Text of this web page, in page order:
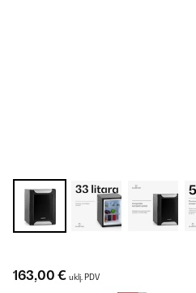
163,00 € uklj. PDV